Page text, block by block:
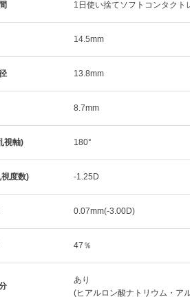
1日使い捨てソフトコンタクト
14.5mm
13.8mm
8.7mm
視軸) 180°
度数) -1.25D
0.07mm(-3.00D)
47％
あり
(ヒアルロン酸ナトリウム・ア